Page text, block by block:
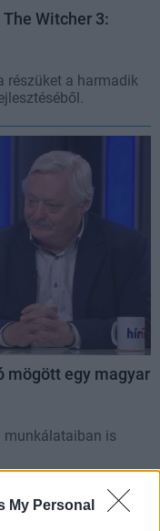
My Personal
Witcher 3:
részüket a harmadik
mögött egy magyar
munkálataiban is